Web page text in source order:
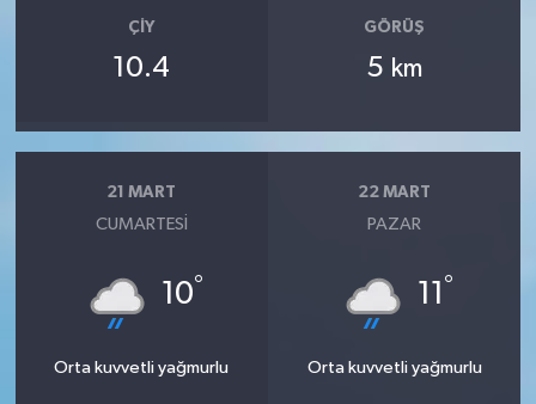
ÇIY
10.4
GÖRÜŞ
5 km
21 MART
CUMARTESI
10°
Orta kuvvetli yağmurlu
22 MART
PAZAR
11 °
Orta kuvvetli yağmurlu